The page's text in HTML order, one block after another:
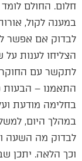
חלום. החולם
במענה לקול,
לבדוק אם אפשר
הצליחו לענות על
לתקשר עם
התאמנו – הבעות
בחלימה מודעת
במהלך היום,
לבדוק מה השעה
וכך הלאה. יתכן